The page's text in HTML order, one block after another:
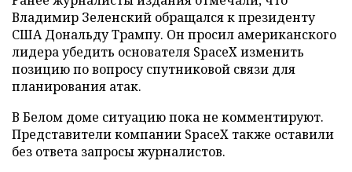
Владимир Зеленский обращался к президенту
США Дональду Трампу. Он просил американского
лидера убедить основателя SpaceX изменить
позицию по вопросу спутниковой связи для
планирования атак.
В Белом доме ситуацию пока не комментируют.
Представители компании SpaceX также оставили
без ответа запросы журналистов.